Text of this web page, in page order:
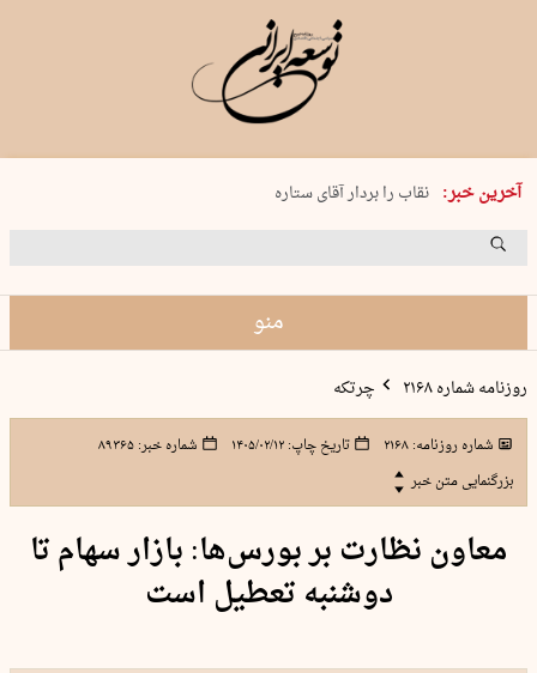
آخرین خبر:
پنجشنبه 15 مرداد 1405 شماره 2243
نقاب را بردار آقای ستاره
کدام فوتبال؟
منو
روزنامه شماره ۲۱۶۸ چرتکه
شماره روزنامه:۲۱۶۸ تاریخ چاپ:۱۴۰۵/۰۲/۱۲ شماره خبر:۸۹۳۶۵
بزرگنمایی متن خبر
معاون نظارت بر بورس‌ها: بازار سهام تا
دوشنبه تعطیل است